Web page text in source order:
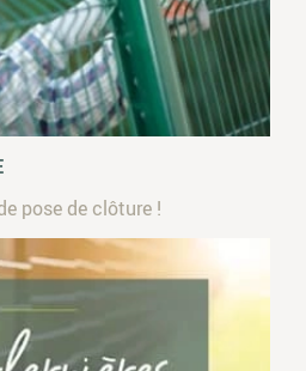
pose de clôture !